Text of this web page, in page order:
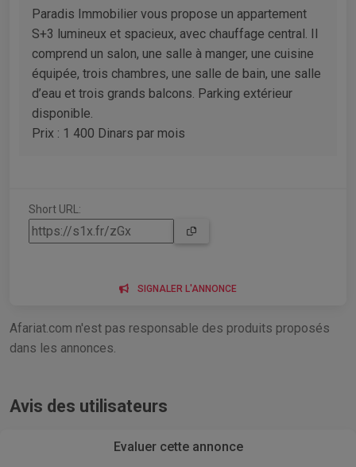
Paradis Immobilier vous propose un appartement
S+3 lumineux et spacieux, avec chauffage central. Il
comprend un salon, une salle à manger, une cuisine
équipée, trois chambres, une salle de bain, une salle
d’eau et trois grands balcons. Parking extérieur
disponible.
Prix : 1 400 Dinars par mois
Short URL:
SIGNALER L'ANNONCE
Afariat.com n'est pas responsable des produits proposés
dans les annonces.
Avis des utilisateurs
Evaluer cette annonce